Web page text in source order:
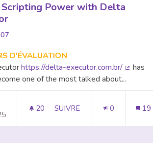
Power with Delta
D'ÉVALUATION
https://delta-executor.com.br/
has
one of the most talked about...
20 20 ABONNÉS
SUIVRE 0 19